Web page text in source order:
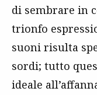
di sembrare in
trionfo
suoni risulta
sordi; tutto
ideale